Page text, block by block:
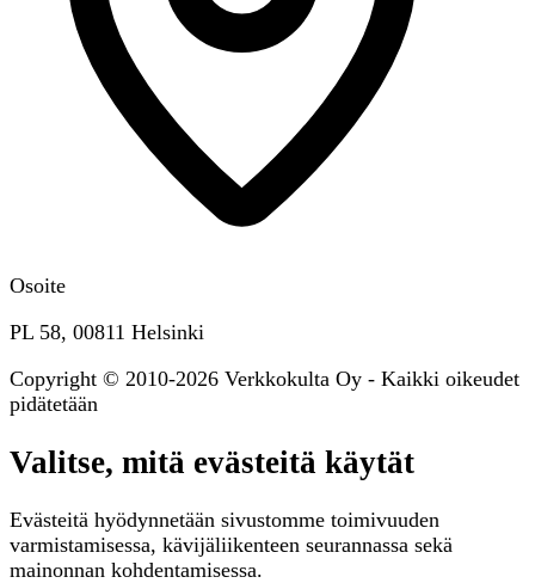
Osoite
PL 58, 00811 Helsinki
Copyright © 2010-2026 Verkkokulta Oy - Kaikki oikeudet
pidätetään
Valitse, mitä evästeitä käytät
Evästeitä hyödynnetään sivustomme toimivuuden
varmistamisessa, kävijäliikenteen seurannassa sekä
mainonnan kohdentamisessa.